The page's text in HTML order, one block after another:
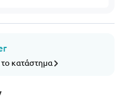
κατάστημα